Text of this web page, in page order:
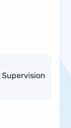
Supervision